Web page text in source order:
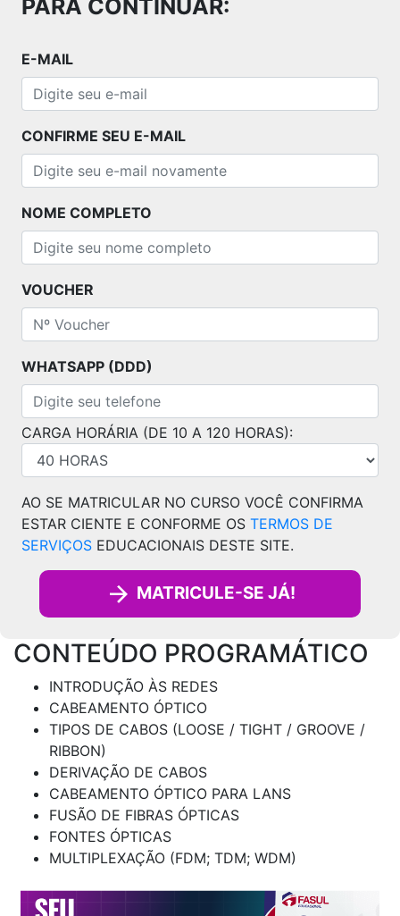
PARA CONTINUAR:
E-MAIL
CONFIRME SEU E-MAIL
NOME COMPLETO
VOUCHER
WHATSAPP (DDD)
CARGA HORÁRIA (DE 10 A 120 HORAS):
AO SE MATRICULAR NO CURSO VOCÊ CONFIRMA
ESTAR CIENTE E CONFORME OS TERMOS DE
SERVIÇOS EDUCACIONAIS DESTE SITE.
MATRICULE-SE JÁ!
CONTEÚDO PROGRAMÁTICO
INTRODUÇÃO ÀS REDES
CABEAMENTO ÓPTICO
TIPOS DE CABOS (LOOSE / TIGHT / GROOVE /
RIBBON)
DERIVAÇÃO DE CABOS
CABEAMENTO ÓPTICO PARA LANS
FUSÃO DE FIBRAS ÓPTICAS
FONTES ÓPTICAS
MULTIPLEXAÇÃO (FDM; TDM; WDM)